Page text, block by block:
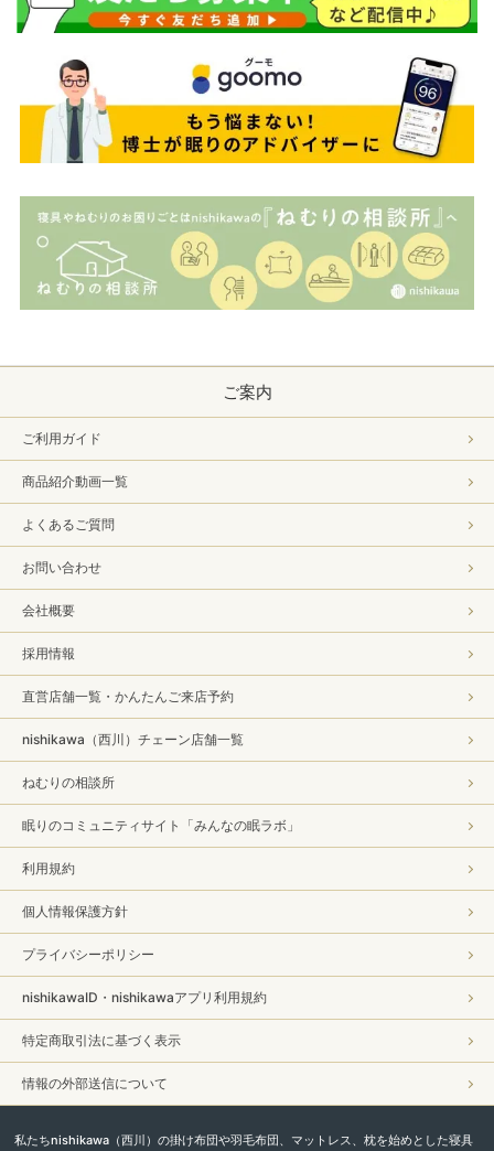
ご案内
ご利用ガイド
商品紹介動画一覧
よくあるご質問
お問い合わせ
会社概要
採用情報
直営店舗一覧・かんたんご来店予約
nishikawa（西川）チェーン店舗一覧
ねむりの相談所
眠りのコミュニティサイト「みんなの眠ラボ」
利用規約
個人情報保護方針
プライバシーポリシー
nishikawaID・nishikawaアプリ利用規約
特定商取引法に基づく表示
情報の外部送信について
私たちnishikawa（西川）の掛け布団や羽毛布団、マットレス、枕を始めとした寝具